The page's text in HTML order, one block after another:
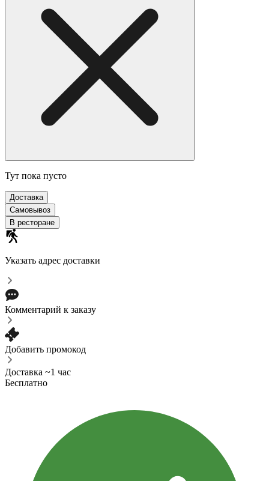
Тут пока пусто
Доставка
Самовывоз
В ресторане
Указать адрес доставки
Комментарий к заказу
Добавить промокод
Доставка ~1 час
Бесплатно